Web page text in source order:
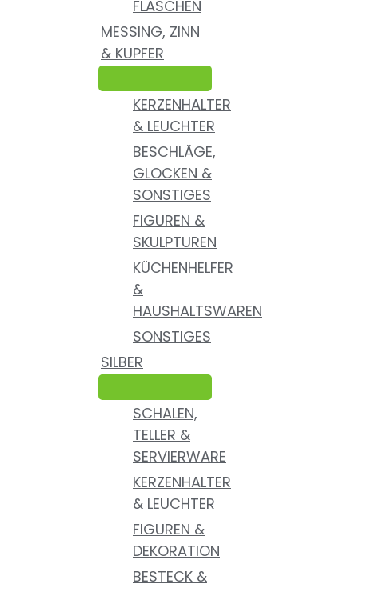
FLASCHEN
MESSING, ZINN
& KUPFER
KERZENHALTER
& LEUCHTER
BESCHLÄGE,
GLOCKEN &
SONSTIGES
FIGUREN &
SKULPTUREN
KÜCHENHELFER
&
HAUSHALTSWAREN
SONSTIGES
SILBER
SCHALEN,
TELLER &
SERVIERWARE
KERZENHALTER
& LEUCHTER
FIGUREN &
DEKORATION
BESTECK &